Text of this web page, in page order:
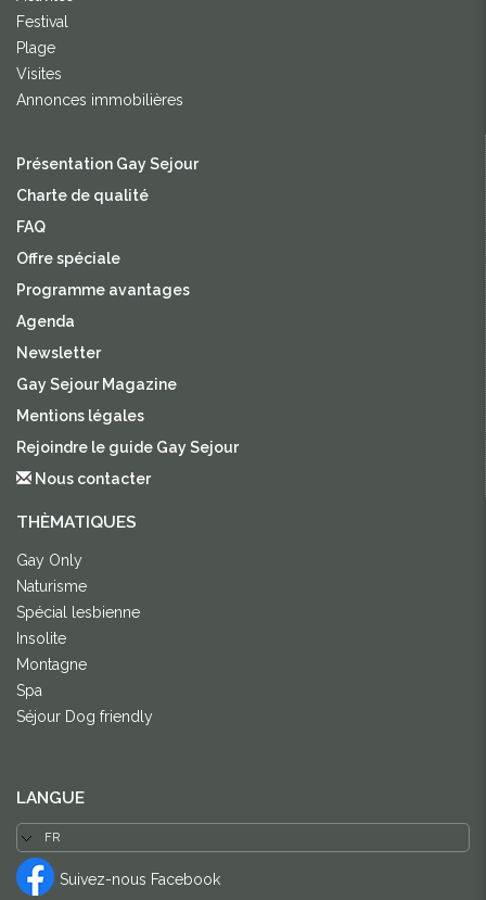
Festival
Plage
Visites
Annonces immobilières
Présentation Gay Sejour
Charte de qualité
FAQ
Offre spéciale
Programme avantages
Agenda
Newsletter
Gay Sejour Magazine
Mentions légales
Rejoindre le guide Gay Sejour
Nous contacter
THÈMATIQUES
Gay Only
Naturisme
Spécial lesbienne
Insolite
Montagne
Spa
Séjour Dog friendly
LANGUE
Suivez-nous Facebook